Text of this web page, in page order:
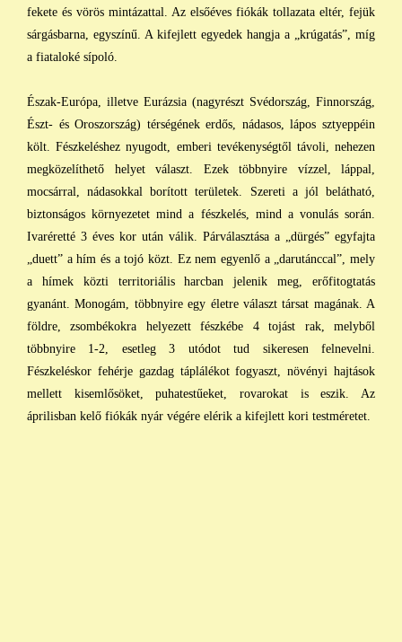
fekete és vörös mintázattal. Az elsőéves fiókák tollazata eltér, fejük
sárgásbarna, egyszínű. A kifejlett egyedek hangja a „krúgatás”, míg
a fiataloké sípoló.
Észak-Európa, illetve Eurázsia (nagyrészt Svédország, Finnország,
Észt- és Oroszország) térségének erdős, nádasos, lápos sztyeppéin
költ. Fészkeléshez nyugodt, emberi tevékenységtől távoli, nehezen
megközelíthető helyet választ. Ezek többnyire vízzel, láppal,
mocsárral, nádasokkal borított területek. Szereti a jól belátható,
biztonságos környezetet mind a fészkelés, mind a vonulás során.
Ivaréretté 3 éves kor után válik. Párválasztása a „dürgés” egyfajta
„duett” a hím és a tojó közt. Ez nem egyenlő a „darutánccal”, mely
a hímek közti territoriális harcban jelenik meg, erőfitogtatás
gyanánt. Monogám, többnyire egy életre választ társat magának. A
földre, zsombékokra helyezett fészkébe 4 tojást rak, melyből
többnyire 1-2, esetleg 3 utódot tud sikeresen felnevelni.
Fészkeléskor fehérje gazdag táplálékot fogyaszt, növényi hajtások
mellett kisemlősöket, puhatestűeket, rovarokat is eszik. Az
áprilisban kelő fiókák nyár végére elérik a kifejlett kori testméretet.